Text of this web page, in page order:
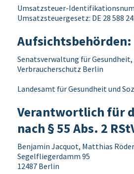
Umsatzsteuer-
Umsatzsteuergesetz: DE 28 588
Aufsichtsbehörden:
Senatsverwaltung für
Verbraucherschutz Berlin
Landesamt für Gesundheit und
Verantwortlich für
nach § 55 Abs. 2
Benjamin Jacquot, Matthias Röder
Segelfliegerdamm 95
12487 Berlin